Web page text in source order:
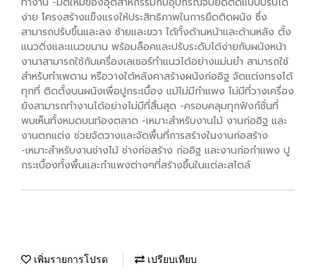
ง่าย โครงสร้างแข็งแรงให้ประสิทธิภาพในการยึดติดผนัง ซึ่ง
สามารถปรับขึ้นและลง ซ้ายและขวา ได้ทั้งด้านหน้าและด้านหลัง ตั้ง
แนวดิ่งและแนวขนาน พร้อมล็อคและปรับระดับได้ง่ายกับผนังหน้า
งานาสามารถใช้กับเครื่องเลเซอร์ทำแนวได้อย่างแม่นยำ สามารถใช้
สำหรับทำเพดาน หรือวางใต้หลังคาสร้างผนังก่ออิฐ จัดแต่งทรงได้
ทุกที่ ติดตั้งบนผนังเพื่อปูกระเบื้อง แม้ไม่มีกำแพง ไม่มีที่วางเครื่อง
ยังสามารถทำงานได้อย่างไม่มีที่สิ้นสุด -ครอบคลุมทุกฟังก์ชั่นที่
พบเห็นทั้งหมดบนท้องตลาด -เหมาะสำหรับงานไม้ งานก่ออิฐ และ
งานตกแต่ง ช่วยจัดวางและจัดพื้นที่การสร้างในงานก่อสร้าง
-เหมาะสำหรับงานช่างไม้ ช่างก่อสร้าง ก่ออิฐ และงานก่อกำแพง ปู
กระเบื้องทั้งพื้นและกำแพงต่างๆที่สร้างขึ้นในแต่ละสไตล์
เพิ่มรายการโปรด เปรียบเทียบ